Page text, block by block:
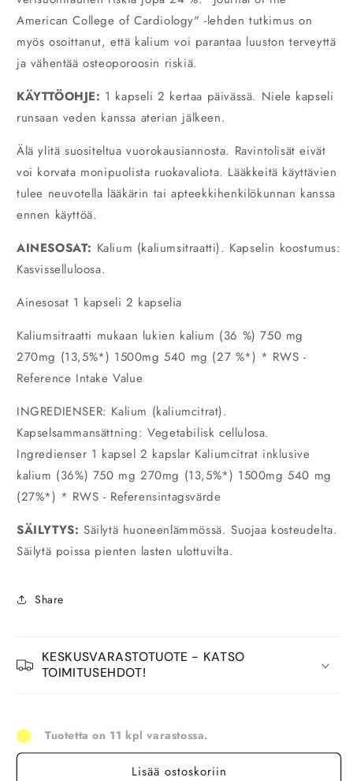
American College of Cardiology" -lehden tutkimus on
myös osoittanut, että kalium voi parantaa luuston terveyttä
ja vähentää osteoporoosin riskiä.
KÄYTTÖOHJE: 1 kapseli 2 kertaa päivässä. Niele kapseli
runsaan veden kanssa aterian jälkeen.
Älä ylitä suositeltua vuorokausiannosta. Ravintolisät eivät
voi korvata monipuolista ruokavaliota. Lääkkeitä käyttävien
tulee neuvotella lääkärin tai apteekkihenkilökunnan kanssa
ennen käyttöä.
AINESOSAT: Kalium (kaliumsitraatti). Kapselin koostumus:
Kasvisselluloosa.
Ainesosat 1 kapseli 2 kapselia
Kaliumsitraatti mukaan lukien kalium (36 %) 750 mg
270mg (13,5%*) 1500mg 540 mg (27 %*) * RWS -
Reference Intake Value
INGREDIENSER: Kalium (kaliumcitrat).
Kapselsammansättning: Vegetabilisk cellulosa.
Ingredienser 1 kapsel 2 kapslar Kaliumcitrat inklusive
kalium (36%) 750 mg 270mg (13,5%*) 1500mg 540 mg
(27%*) * RWS - Referensintagsvärde
SÄILYTYS: Säilytä huoneenlämmössä. Suojaa kosteudelta.
Säilytä poissa pienten lasten ulottuvilta.
Share
KESKUSVARASTOTUOTE - KATSO
TOIMITUSEHDOT!
Tuotetta on 11 kpl varastossa.
Lisää ostoskoriin